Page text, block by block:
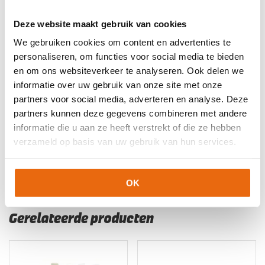
Deze website maakt gebruik van cookies
We gebruiken cookies om content en advertenties te
personaliseren, om functies voor social media te bieden
en om ons websiteverkeer te analyseren. Ook delen we
informatie over uw gebruik van onze site met onze
partners voor social media, adverteren en analyse. Deze
partners kunnen deze gegevens combineren met andere
informatie die u aan ze heeft verstrekt of die ze hebben
verzameld op basis van uw gebruik van hun services.
OK
EAN code
Eigenschappen
5060954645905
Maat: 3
5060954645929
Maat: 5
5060954646001
Maat: 10
5060954646025
Maat: 11
Let op!Houd rekening met 1-2 werkdagen extra levertijd
voor bedrukte artikelen.
Bedrukte artikelen kunnen wij helaas niet terugnemen.
Artikelnummer: NXT-ORIGIN-DOUBT Categorieën:Gras
Keepershandschoenen,Keepershandschoenen,
Keepershandschoenen kind,Keepershandschoenen maat 3
Keepershandschoenen maat 4 ,Keepershandschoenen maat
,Keepershandschoenen maat 6,Nieuw,Ondergrond,Platte
Vinger,Techniek,The One Glove Keepershandschoenen
Gerelateerde producten